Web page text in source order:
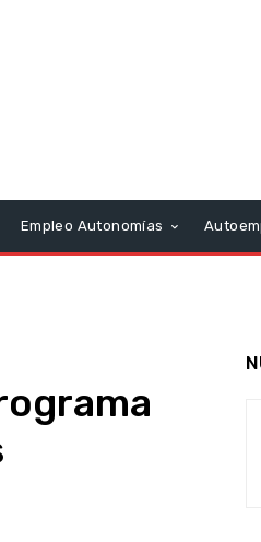
Empleo Autonomías